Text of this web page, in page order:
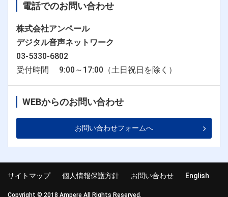
電話でのお問い合わせ
株式会社アンペール
デジタル音声ネットワーク
03-5330-6802
受付時間 9:00～17:00（土日祝日を除く）
WEBからのお問い合わせ
お問い合わせフォームへ
サイトマップ 個人情報保護方針 お問い合わせ English
Copyright © 2018 Ampere All Rights Reserved.